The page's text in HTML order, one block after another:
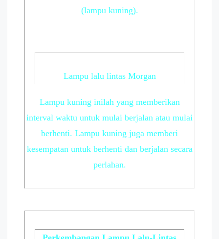
(lampu kuning).
Lampu lalu lintas Morgan
Lampu kuning inilah yang memberikan
interval waktu untuk mulai berjalan atau mulai
berhenti. Lampu kuning juga memberi
kesempatan untuk berhenti dan berjalan secara
perlahan.